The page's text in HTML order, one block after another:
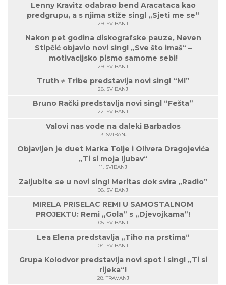
Lenny Kravitz odabrao bend Aracataca kao
predgrupu, a s njima stiže singl „Sjeti me se“
29. SVIBANJ
Nakon pet godina diskografske pauze, Neven
Stipčić objavio novi singl „Sve što imaš“ –
motivacijsko pismo samome sebi!
29. SVIBANJ
Truth ≠ Tribe predstavlja novi singl “M!”
28. SVIBANJ
Bruno Rački predstavlja novi singl “Fešta”
22. SVIBANJ
Valovi nas vode na daleki Barbados
13. SVIBANJ
Objavljen je duet Marka Tolje i Olivera Dragojevića
„Ti si moja ljubav“
11. SVIBANJ
Zaljubite se u novi singl Meritas dok svira „Radio”
08. SVIBANJ
MIRELA PRISELAC REMI U SAMOSTALNOM
PROJEKTU: Remi „Gola” s „Djevojkama”!
05. SVIBANJ
Lea Elena predstavlja „Tiho na prstima“
04. SVIBANJ
Grupa Kolodvor predstavlja novi spot i singl „Ti si
rijeka“!
28. TRAVANJ